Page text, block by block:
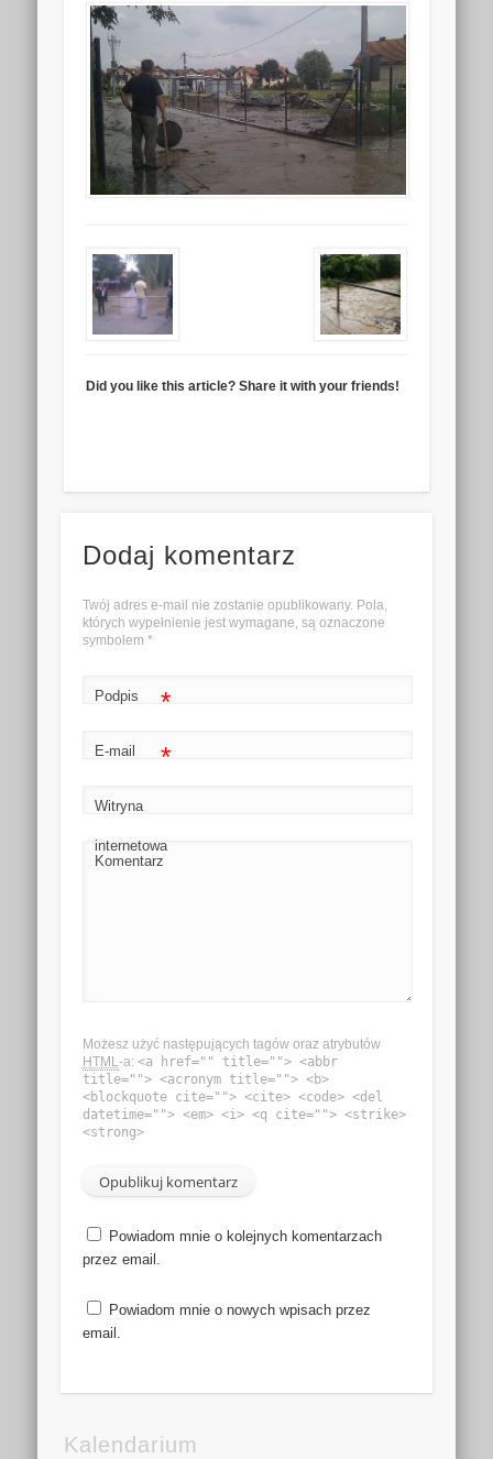
Did you like this article? Share it with your friends!
Dodaj komentarz
Twój adres e-mail nie zostanie opublikowany. Pola,
których wypełnienie jest wymagane, są oznaczone
symbolem *
Podpis *
E-mail *
Witryna
internetowa
Komentarz
Możesz użyć następujących tagów oraz atrybutów
HTML-a: <a href="" title=""> <abbr
title=""> <acronym title=""> <b>
<blockquote cite=""> <cite> <code> <del
datetime=""> <em> <i> <q cite=""> <strike>
<strong>
Powiadom mnie o kolejnych komentarzach
przez email.
Powiadom mnie o nowych wpisach przez
email.
Kalendarium